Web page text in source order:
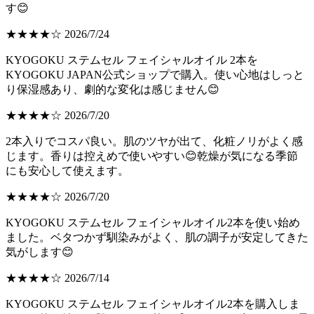
す😊
★★★★☆ 2026/7/24
KYOGOKU ステムセル フェイシャルオイル 2本を
KYOGOKU JAPAN公式ショップで購入。使い心地はしっと
り保湿感あり、劇的な変化は感じません😊
★★★★☆ 2026/7/20
2本入りでコスパ良い。肌のツヤが出て、化粧ノリがよく感
じます。香りは控えめで使いやすい😊乾燥が気になる季節
にも安心して使えます。
★★★★☆ 2026/7/20
KYOGOKU ステムセル フェイシャルオイル2本を使い始め
ました。ベタつかず馴染みがよく、肌の調子が安定してきた
気がします😊
★★★★☆ 2026/7/14
KYOGOKU ステムセル フェイシャルオイル2本を購入しま